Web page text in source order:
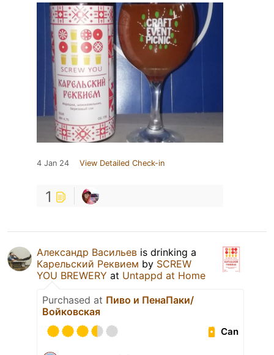
4 Jan 24 View Detailed Check-in
1
Александр Васильев is drinking a
Карельский Реквием by SCREW
YOU BREWERY at Untappd at Home
Purchased at Пиво и ПенаПаки/
Войковская
Can